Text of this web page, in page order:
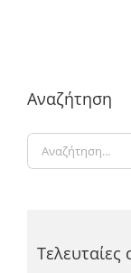
Αναζήτηση
Αναζήτηση
για:
Τελευταίες